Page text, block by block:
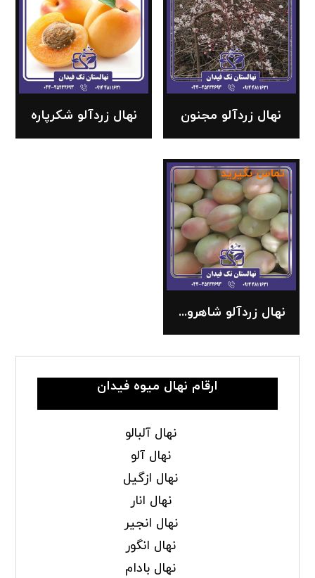
نهال زردآلو مجنون نهال زردآلو شکرپاره
نهال زردآلو شاهرودی
تماس بگیرید
ارقام نهال میوه فیدان
نهال آلبالو
نهال آلو
نهال ازگیل
نهال انار
نهال انجیر
نهال انگور
نهال بادام